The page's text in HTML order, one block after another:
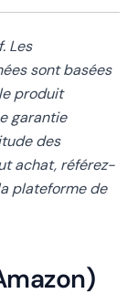
Les
sont basées
produit
garantie
des
achat, référez-
plateforme de